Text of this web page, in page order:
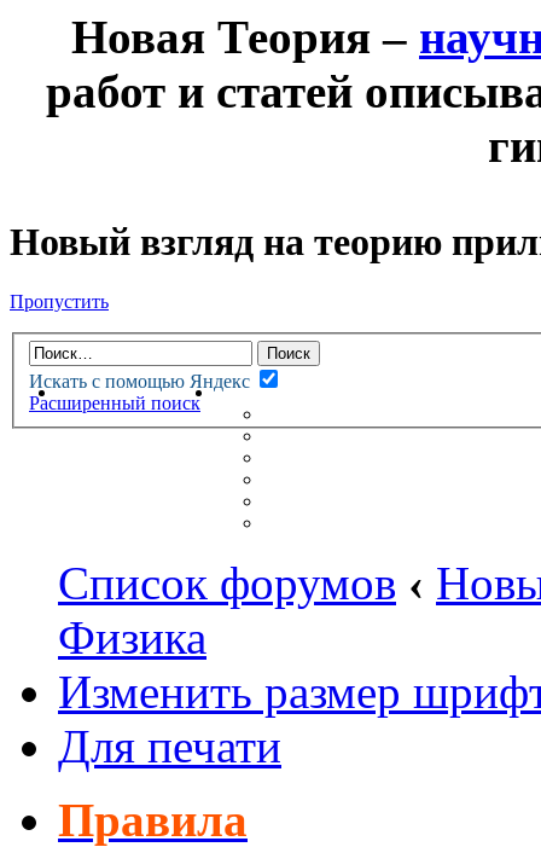
Новая Теория –
работ и статей
Новый взгляд на теорию
Пропустить
Искать с помощью Яндекс
Расширенный поиск
НОВАЯ ТЕОРИЯФОРУМ
НЕПРОЧИТАННЫЕ
Список форумов ‹
Физика
Изменить размер
Для печати
Правила